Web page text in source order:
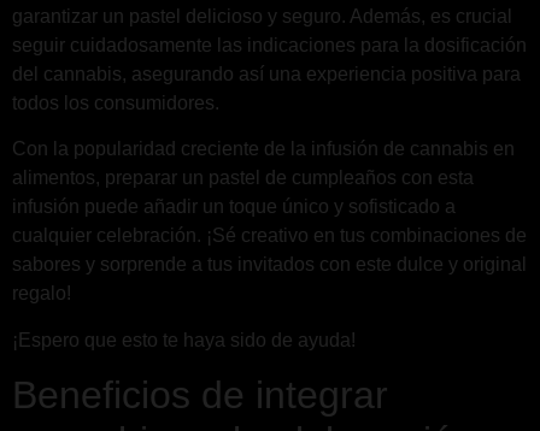
garantizar un pastel delicioso y seguro. Además, es crucial
seguir cuidadosamente las indicaciones para la dosificación
del cannabis, asegurando así una experiencia positiva para
todos los consumidores.
Con la popularidad creciente de la infusión de cannabis en
alimentos, preparar un pastel de cumpleaños con esta
infusión puede añadir un toque único y sofisticado a
cualquier celebración. ¡Sé creativo en tus combinaciones de
sabores y sorprende a tus invitados con este dulce y original
regalo!
¡Espero que esto te haya sido de ayuda!
Beneficios de integrar